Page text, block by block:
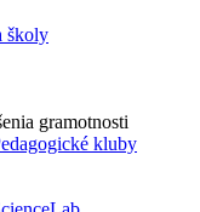
školy
gramotnosti
kluby